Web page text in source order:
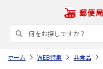
ホーム WEB特集 非食品